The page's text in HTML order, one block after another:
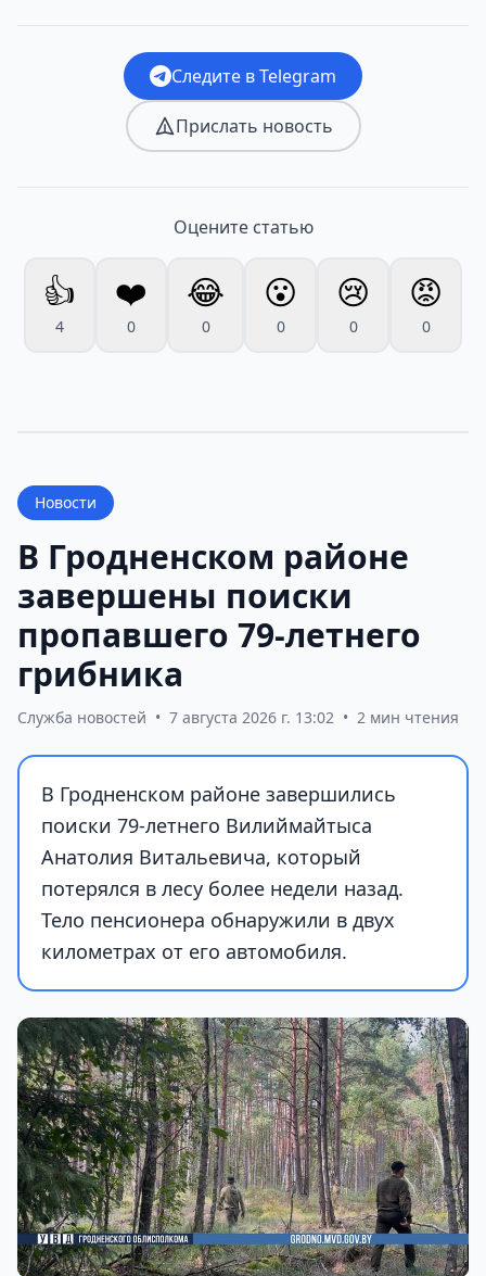
Следите в Telegram
Прислать новость
Оцените статью
👍
4
❤️
0
😂
0
😮
0
😢
0
😡
0
Новости
В Гродненском районе
завершены поиски
пропавшего 79-летнего
грибника
Служба новостей • 7 августа 2026 г. 13:02 • 2 мин чтения
В Гродненском районе завершились
поиски 79-летнего Вилиймайтыса
Анатолия Витальевича, который
потерялся в лесу более недели назад.
Тело пенсионера обнаружили в двух
километрах от его автомобиля.